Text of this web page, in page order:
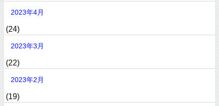
2023年4月
(24)
2023年3月
(22)
2023年2月
(19)